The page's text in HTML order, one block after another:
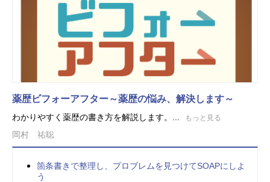
薬歴ビフォーアフター～薬歴の悩み、解決します～
わかりやすく薬歴の書き方を解説します。... もっと見る
岡村 祐聡
箇条書きで整理し、プロブレムを見つけてSOAPにしよ
う